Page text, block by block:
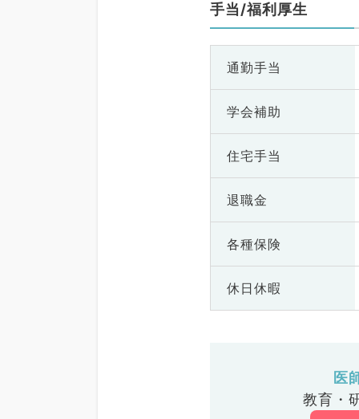
手当/福利厚生
通勤手当
学会補助
住宅手当
退職金
各種保険
休日休暇
医
教育・